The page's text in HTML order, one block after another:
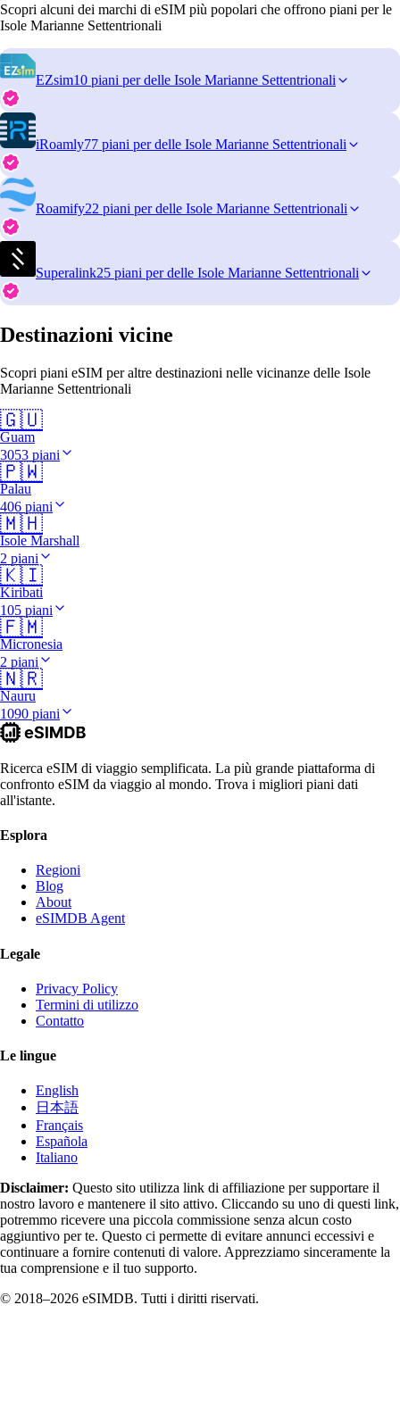
Scopri alcuni dei marchi di eSIM più popolari che offrono piani per le
Isole Marianne Settentrionali
EZsim10 piani per delle Isole Marianne Settentrionali
iRoamly77 piani per delle Isole Marianne Settentrionali
Roamify22 piani per delle Isole Marianne Settentrionali
Superalink25 piani per delle Isole Marianne Settentrionali
Destinazioni vicine
Scopri piani eSIM per altre destinazioni nelle vicinanze delle Isole
Marianne Settentrionali
🇬🇺
Guam
3053 piani
🇵🇼
Palau
406 piani
🇲🇭
Isole Marshall
2 piani
🇰🇮
Kiribati
105 piani
🇫🇲
Micronesia
2 piani
🇳🇷
Nauru
1090 piani
Ricerca eSIM di viaggio semplificata. La più grande piattaforma di
confronto eSIM da viaggio al mondo. Trova i migliori piani dati
all'istante.
Esplora
Regioni
Blog
About
eSIMDB Agent
Legale
Privacy Policy
Termini di utilizzo
Contatto
Le lingue
English
日本語
Français
Española
Italiano
Disclaimer: Questo sito utilizza link di affiliazione per supportare il
nostro lavoro e mantenere il sito attivo. Cliccando su uno di questi link,
potremmo ricevere una piccola commissione senza alcun costo
aggiuntivo per te. Questo ci permette di evitare annunci eccessivi e
continuare a fornire contenuti di valore. Apprezziamo sinceramente la
tua comprensione e il tuo supporto.
© 2018–2026 eSIMDB. Tutti i diritti riservati.